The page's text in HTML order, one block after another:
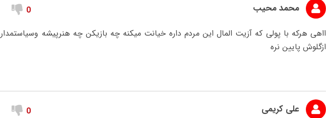
محمد محیب 0
ااهی هرکه با پولی که آزیت المال این مردم داره خیانت میکنه چه بازیکن چه هنرپیشه
ازگلوش پایین نره
علی کریمی 0